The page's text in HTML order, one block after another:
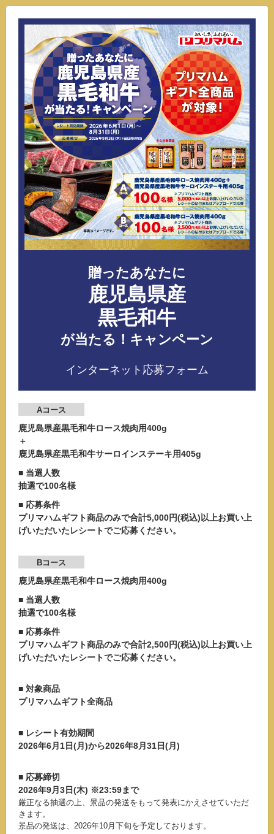
贈ったあなたに
鹿児島県産
黒毛和牛
が当たる！キャンペーン
インターネット応募フォーム
Aコース
鹿児島県産黒毛和牛ロース焼肉用400g
＋
鹿児島県産黒毛和牛サーロインステーキ用405g
■ 当選人数
抽選で100名様
■ 応募条件
プリマハムギフト商品のみで合計5,000円(税込)以上お買い上
げいただいたレシートでご応募ください。
Bコース
鹿児島県産黒毛和牛ロース焼肉用400g
■ 当選人数
抽選で100名様
■ 応募条件
プリマハムギフト商品のみで合計2,500円(税込)以上お買い上
げいただいたレシートでご応募ください。
■ 対象商品
プリマハムギフト全商品
■ レシート有効期間
2026年6月1日(月)から2026年8月31日(月)
■ 応募締切
2026年9月3日(木) ※23:59まで
厳正なる抽選の上、景品の発送をもって発表にかえさせていただ
きます。
景品の発送は、 2026年10月下旬を予定しております。